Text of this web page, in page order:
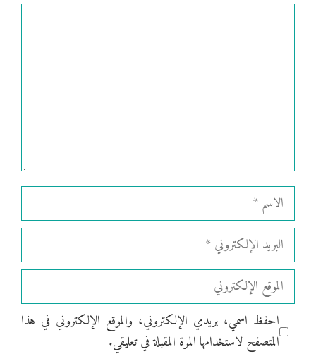
الاسم
البريد
الإلكتروني
الموقع
الإلكتروني
احفظ اسمي، بريدي الإلكتروني، والموقع الإلكتروني في هذا
المتصفح لاستخدامها المرة المقبلة في تعليقي.